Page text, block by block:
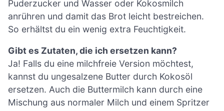
Puderzucker und Wasser oder Kokosmilch
anrühren und damit das Brot leicht bestreichen.
So erhältst du ein wenig extra Feuchtigkeit.
Gibt es Zutaten, die ich ersetzen kann?
Ja! Falls du eine milchfreie Version möchtest,
kannst du ungesalzene Butter durch Kokosöl
ersetzen. Auch die Buttermilch kann durch eine
Mischung aus normaler Milch und einem Spritzer